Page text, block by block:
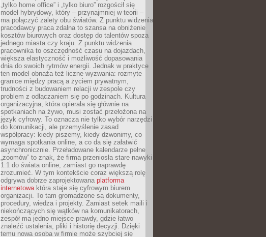
„tylko home office” i „tylko biuro” rozgościł się
model hybrydowy, który – przynajmniej w teorii –
ma połączyć zalety obu światów. Z punktu widzenia
pracodawcy praca zdalna to szansa na obniżenie
kosztów biurowych oraz dostęp do talentów spoza
jednego miasta czy kraju. Z punktu widzenia
pracownika to oszczędność czasu na dojazdach,
większa elastyczność i możliwość dopasowania
dnia do swoich rytmów energii. Jednak w praktyce
ten model obnaża też liczne wyzwania: rozmyte
granice między pracą a życiem prywatnym,
trudności z budowaniem relacji w zespole czy
problem z odłączaniem się po godzinach. Kultura
organizacyjna, która opierała się głównie na
spotkaniach na żywo, musi zostać przełożona na
język cyfrowy. To oznacza nie tylko wybór narzędzi
do komunikacji, ale przemyślenie zasad
współpracy: kiedy piszemy, kiedy dzwonimy, co
wymaga spotkania online, a co da się załatwić
asynchronicznie. Przeładowane kalendarze pełne
„zoomów” to znak, że firma przeniosła stare nawyki
1:1 do świata online, zamiast go naprawdę
zrozumieć. W tym kontekście coraz większą rolę
odgrywa dobrze zaprojektowana platforma
internetowaktóra staje się cyfrowym biurem
organizacji. To tam gromadzone są dokumenty,
procedury, wiedza i projekty. Zamiast setek maili i
niekończących się wątków na komunikatorach,
zespół ma jedno miejsce prawdy, gdzie łatwo
znaleźć ustalenia, pliki i historię decyzji. Dzięki
temu nowa osoba w firmie może szybciej się